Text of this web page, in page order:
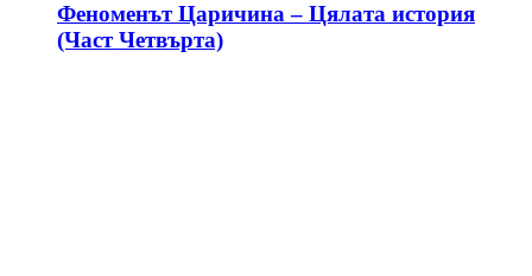
Феноменът Царичина – Цялата история
(Част Четвърта)